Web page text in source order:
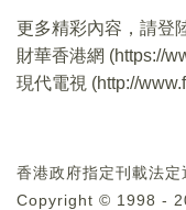
更多精彩內容，請登
財華香港網 (https://
現代電視 (http://
香港政府指定刊載法
Copyright © 1998 -